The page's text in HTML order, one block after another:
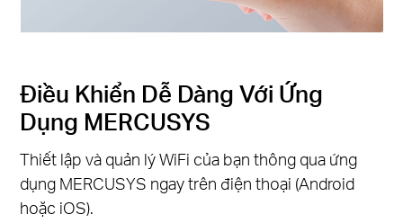
Điều Khiển Dễ Dàng Với Ứng
Dụng MERCUSYS
Thiết lập và quản lý WiFi của bạn thông qua ứng
dụng MERCUSYS ngay trên điện thoại (Android
hoặc iOS).